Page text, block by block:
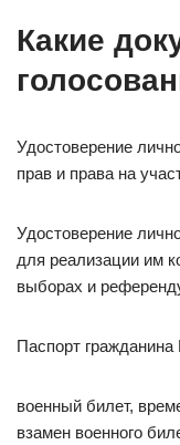
Какие
Удостоверение
прав и права на
Удостоверение
для реализации им
выборах и
Паспорт
военный билет,
взамен военного